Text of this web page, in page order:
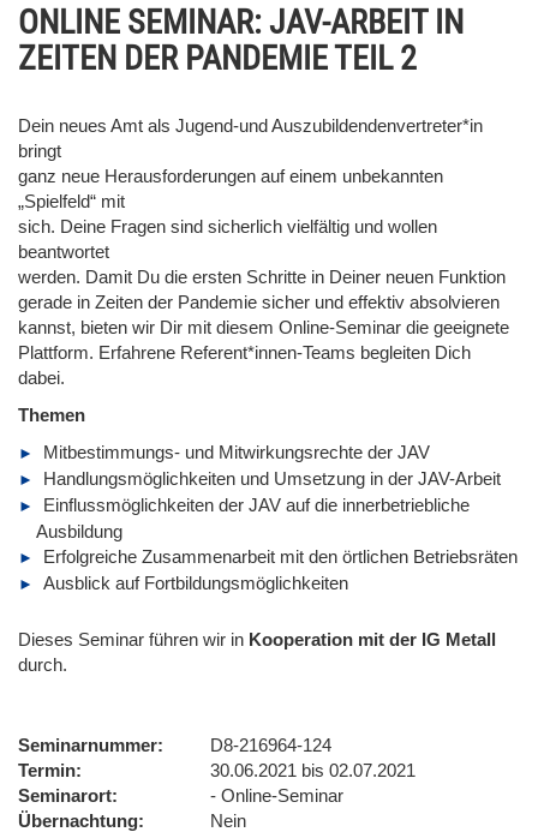
ONLINE SEMINAR: JAV-ARBEIT IN
ZEITEN DER PANDEMIE TEIL 2
Dein neues Amt als Jugend-und Auszubildendenvertreter*in
bringt
ganz neue Herausforderungen auf einem unbekannten
„Spielfeld“ mit
sich. Deine Fragen sind sicherlich vielfältig und wollen
beantwortet
werden. Damit Du die ersten Schritte in Deiner neuen Funktion
gerade in Zeiten der Pandemie sicher und effektiv absolvieren
kannst, bieten wir Dir mit diesem Online-Seminar die geeignete
Plattform. Erfahrene Referent*innen-Teams begleiten Dich
dabei.
Themen
Mitbestimmungs- und Mitwirkungsrechte der JAV
Handlungsmöglichkeiten und Umsetzung in der JAV-Arbeit
Einflussmöglichkeiten der JAV auf die innerbetriebliche
Ausbildung
Erfolgreiche Zusammenarbeit mit den örtlichen Betriebsräten
Ausblick auf Fortbildungsmöglichkeiten
Dieses Seminar führen wir in Kooperation mit der IG Metall
durch.
Seminarnummer
D8-216964-124
Termin
30.06.2021 bis 02.07.2021
Seminarort
- Online-Seminar
Übernachtung
Nein